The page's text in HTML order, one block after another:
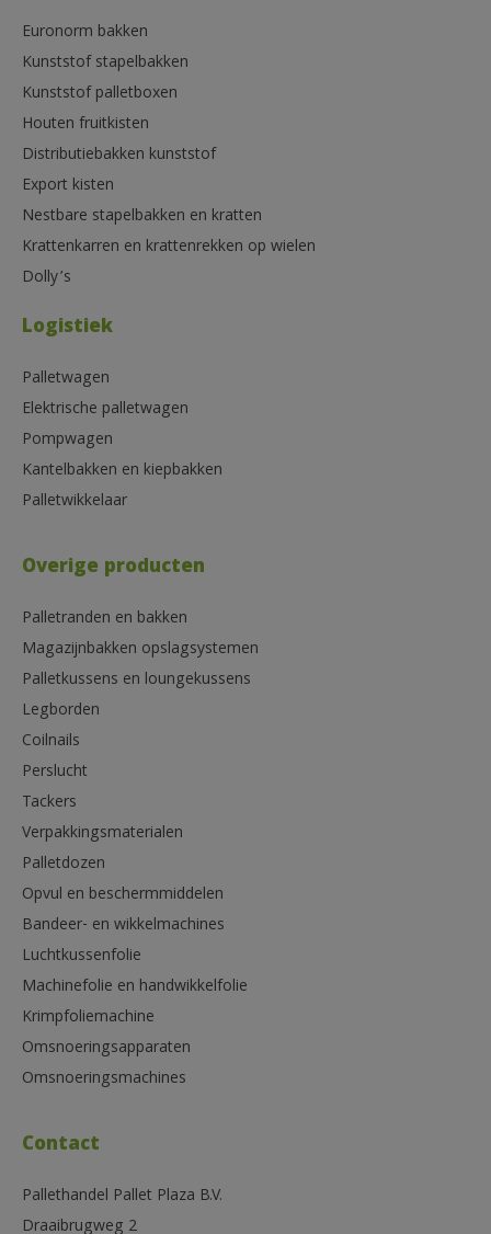
Euronorm bakken
Kunststof stapelbakken
Kunststof palletboxen
Houten fruitkisten
Distributiebakken kunststof
Export kisten
Nestbare stapelbakken en kratten
Krattenkarren en krattenrekken op wielen
Dolly’s
Logistiek
Palletwagen
Elektrische palletwagen
Pompwagen
Kantelbakken en kiepbakken
Palletwikkelaar
Overige producten
Palletranden en bakken
Magazijnbakken opslagsystemen
Palletkussens en loungekussens
Legborden
Coilnails
Perslucht
Tackers
Verpakkingsmaterialen
Palletdozen
Opvul en beschermmiddelen
Bandeer- en wikkelmachines
Luchtkussenfolie
Machinefolie en handwikkelfolie
Krimpfoliemachine
Omsnoeringsapparaten
Omsnoeringsmachines
Contact
Pallethandel Pallet Plaza B.V.
Draaibrugweg 2